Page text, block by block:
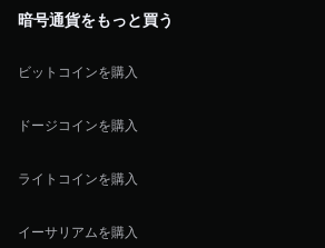
暗号通貨をもっと買う
ビットコインを購入
ドージコインを購入
ライトコインを購入
イーサリアムを購入